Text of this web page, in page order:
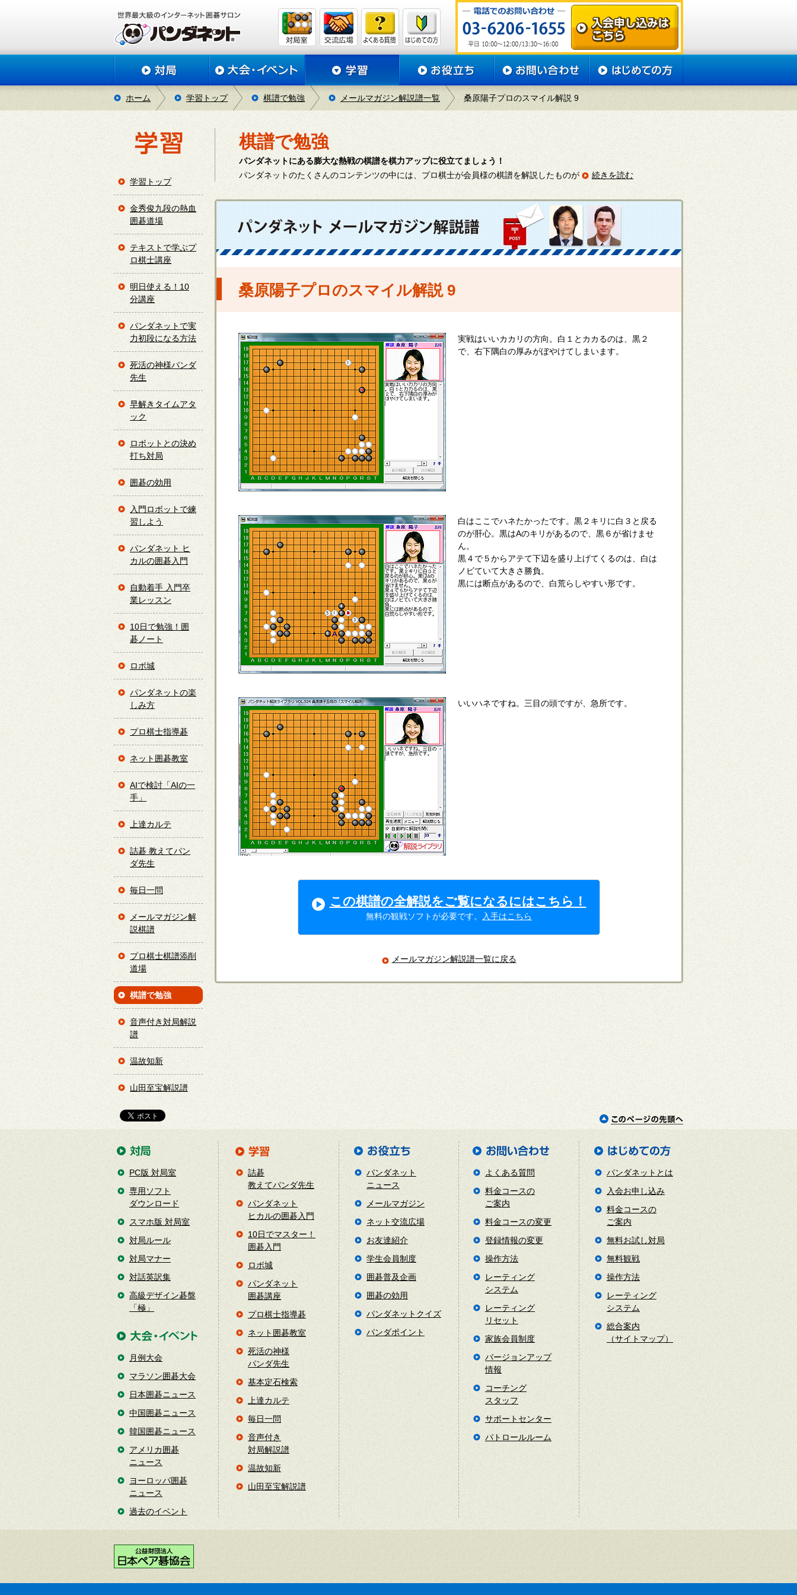
ホーム 学習トップ 棋譜で勉強 メールマガジン解説譜一覧 桑原陽子プロのスマイル解説 9
棋譜で勉強
パンダネットにある膨大な熱戦の棋譜を棋力アップに役立てましょう！
パンダネットのたくさんのコンテンツの中には、プロ棋士が会員様の棋譜を解説したものが
続きを読む
桑原陽子プロのスマイル解説 9
実戦はいいカカリの方向。白１とカカるのは、黒２
で、右下隅白の厚みがぼやけてしまいます。
白はここでハネたかったです。黒２キリに白３と戻る
のが肝心。黒はAのキリがあるので、黒６が省けませ
ん。
黒４で５からアテて下辺を盛り上げてくるのは、白は
ノビていて大きさ勝負。
黒には断点があるので、白荒らしやすい形です。
いいハネですね。三目の頭ですが、急所です。
この棋譜の全解説をご覧になるにはこちら！
無料の観戦ソフトが必要です。 入手はこちら
メールマガジン解説譜一覧に戻る
学習トップ
金秀俊九段の熱血
囲碁道場
テキストで学ぶプ
ロ棋士講座
明日使える！10
分講座
パンダネットで実
力初段になる方法
死活の神様パンダ
先生
早解きタイムアタ
ック
ロボットとの決め
打ち対局
囲碁の効用
入門ロボットで練
習しよう
パンダネット ヒ
カルの囲碁入門
自動着手 入門卒
業レッスン
10日で勉強！囲
碁ノート
ロボ城
パンダネットの楽
しみ方
プロ棋士指導碁
ネット囲碁教室
AIで検討「AIの一
手」
上達カルテ
詰碁 教えてパン
ダ先生
毎日一問
メールマガジン解
説棋譜
プロ棋士棋譜添削
道場
棋譜で勉強
音声付き対局解説
譜
温故知新
山田至宝解説譜
PC版 対局室
専用ソフト
ダウンロード
スマホ版 対局室
対局ルール
対局マナー
対話英訳集
高級デザイン碁盤
「極」
月例大会
マラソン囲碁大会
日本囲碁ニュース
中国囲碁ニュース
韓国囲碁ニュース
アメリカ囲碁
ニュース
ヨーロッパ囲碁
ニュース
過去のイベント
詰碁
教えてパンダ先生
パンダネット
ヒカルの囲碁入門
10日でマスター！
囲碁入門
ロボ城
パンダネット
囲碁講座
プロ棋士指導碁
ネット囲碁教室
死活の神様
パンダ先生
基本定石検索
上達カルテ
毎日一問
音声付き
対局解説譜
温故知新
山田至宝解説譜
パンダネット
ニュース
メールマガジン
ネット交流広場
お友達紹介
学生会員制度
囲碁普及企画
囲碁の効用
パンダネットクイズ
パンダポイント
よくある質問
料金コースの
ご案内
料金コースの変更
登録情報の変更
操作方法
レーティング
システム
レーティング
リセット
家族会員制度
バージョンアップ
情報
コーチング
スタッフ
サポートセンター
パトロールルーム
パンダネットとは
入会お申し込み
料金コースの
ご案内
無料お試し対局
無料観戦
操作方法
レーティング
システム
総合案内
（サイトマップ）